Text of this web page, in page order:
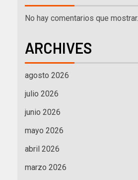
No hay comentarios que mostrar.
ARCHIVES
agosto 2026
julio 2026
junio 2026
mayo 2026
abril 2026
marzo 2026